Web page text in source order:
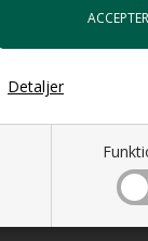
Detaljer